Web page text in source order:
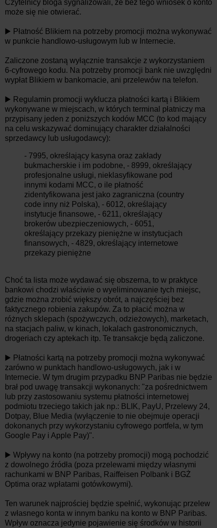
Czytelnicy bloga sygnalizowali, że bez tego wniosek o konto
może się nie otwierać.
▶️ Płatność Blikiem na potrzeby promocji można wykonywać
w punkcie handlowo-usługowym lub w Internecie.
Zaliczone zostaną wyłącznie transakcje z wykorzystaniem
6-cyfrowego kodu. Na potrzeby promocji bank nie uwzględni
wypłat Blikiem w bankomacie, ani przelewów na telefon.
▶️ Regulamin promocji wyklucza płatności kartą i Blikiem
wykonywane w miejscach, w których terminal płatniczy ma
przypisany jeden z poniższych kodów MCC (to kod mający
na celu wskazywać dominujący charakter działalności
sprzedawcy lub usługodawcy):
- 7995, określający kasyna oraz zakłady
bukmacherskie i im podobne, - 8999, określający
profesjonalne usługi, nieklasyfikowane pod
innymi kodami MCC, o ile płatność
zidentyfikowana jest jako zagraniczna (country
code inny niż Polska), - 6012, określający
instytucje finansowe, - 6211, określający
brokerów ubezpieczeniowych, - 6051,
określający przekazy pieniężne w instytucjach
finansowych, - 4829, określający internetowe
przekazy pieniężne
Choć ta lista może wydawać się obszerna, to w praktyce
bankowi chodzi właściwie o wyeliminowanie tych miejsc,
gdzie można zrobić większy obrót, a najczęściej bez
faktycznego robienia zakupów. Za to płacić można w
różnych sklepach (spożywczych, odzieżowych), marketach,
na stacjach paliw, w kinach, lokalach gastronomicznych,
drogeriach czy aptekach itp. Te transakcje będą zaliczone.
▶️ Płatności kartą na potrzeby promocji można wykonywać
zarówno w punktach handlowo-usługowych, jak i w
Internecie. W tym drugim przypadku BNP Paribas nie będzie
brał pod uwagę transakcji wykonanych: "za pośrednictwem
lub przy zastosowaniu systemu płatności internetowej
podmiotu trzeciego takich jak np.: BLIK, PayU, Przelewy 24,
Dotpay, Blue Media (wyłączenie to nie obejmuje operacji
dokonanych przy wykorzystaniu cyfrowego portfela, w tym
Google Pay i Apple Pay)".
▶️ Wpływy na konto (na potrzeby promocji) mogą pochodzić
z dowolnego źródła (poza przelewami między własnymi
rachunkami w BNP Paribas, Raiffeisen Polbank i BGŻ
Optima oraz wpłatami gotówkowymi).
Ten warunek najprościej będzie spełnić, wykonując przelew
z własnego konta w innym banku na konto w BNP Paribas.
Wpływ oznacza jedynie pojawienie się środków w historii